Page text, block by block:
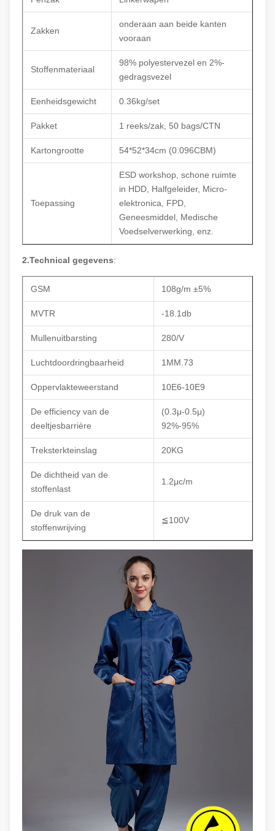
Zakken
onderaan aan beide kanten
vooraan
Stoffenmateriaal
98% polyestervezel en 2%-
gedragsvezel
Eenheidsgewicht 0.36kg/set
Pakket 1 reeks/zak, 50 bags/CTN
Kartongrootte 54*52*34cm (0.096CBM)
Toepassing
ESD workshop, schone ruimte
in HDD, Halfgeleider, Micro-
elektronica, FPD,
Geneesmiddel, Medische
Voedselverwerking, enz.
2.Technical gegevens:
GSM 108g/m ±5%
MVTR -18.1db
Mullenuitbarsting 280/V
Luchtdoordringbaarheid 1MM.73
Oppervlakteweerstand 10E6-10E9
De efficiency van de
deeltjesbarrière
(0.3μ-0.5μ)
92%-95%
Treksterkteinslag 20KG
De dichtheid van de
stoffenlast
1.2μc/m
De druk van de
stoffenwrijving
≦100V